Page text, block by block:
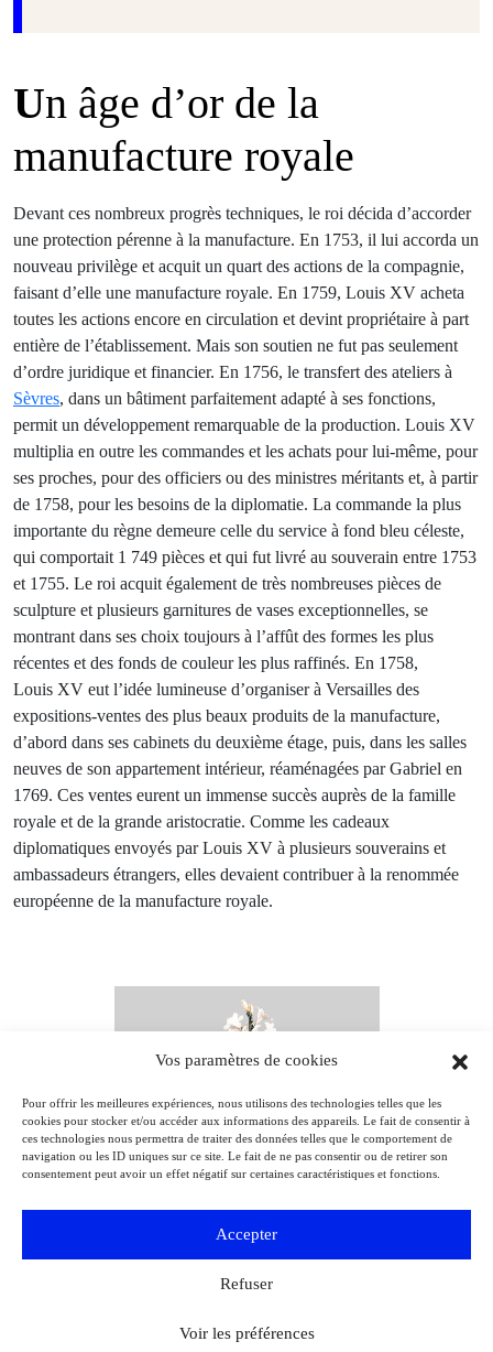
Vos paramètres de cookies
Pour offrir les meilleures expériences, nous utilisons des technologies telles que les
cookies pour stocker et/ou accéder aux informations des appareils. Le fait de consentir à
ces technologies nous permettra de traiter des données telles que le comportement de
navigation ou les ID uniques sur ce site. Le fait de ne pas consentir ou de retirer son
consentement peut avoir un effet négatif sur certaines caractéristiques et fonctions.
Accepter
Refuser
Voir les préférences
Un âge d’or de la
manufacture royale
Devant ces nombreux progrès techniques, le roi décida d’accorder
une protection pérenne à la manufacture. En 1753, il lui accorda un
nouveau privilège et acquit un quart des actions de la compagnie,
faisant d’elle une manufacture royale. En 1759, Louis XV acheta
toutes les actions encore en circulation et devint propriétaire à part
entière de l’établissement. Mais son soutien ne fut pas seulement
d’ordre juridique et financier. En 1756, le transfert des ateliers à
Sèvres, dans un bâtiment parfaitement adapté à ses fonctions,
permit un développement remarquable de la production. Louis XV
multiplia en outre les commandes et les achats pour lui-même, pour
ses proches, pour des officiers ou des ministres méritants et, à partir
de 1758, pour les besoins de la diplomatie. La commande la plus
importante du règne demeure celle du service à fond bleu céleste,
qui comportait 1 749 pièces et qui fut livré au souverain entre 1753
et 1755. Le roi acquit également de très nombreuses pièces de
sculpture et plusieurs garnitures de vases exceptionnelles, se
montrant dans ses choix toujours à l’affût des formes les plus
récentes et des fonds de couleur les plus raffinés. En 1758,
Louis XV eut l’idée lumineuse d’organiser à Versailles des
expositions-ventes des plus beaux produits de la manufacture,
d’abord dans ses cabinets du deuxième étage, puis, dans les salles
neuves de son appartement intérieur, réaménagées par Gabriel en
1769. Ces ventes eurent un immense succès auprès de la famille
royale et de la grande aristocratie. Comme les cadeaux
diplomatiques envoyés par Louis XV à plusieurs souverains et
ambassadeurs étrangers, elles devaient contribuer à la renommée
européenne de la manufacture royale.